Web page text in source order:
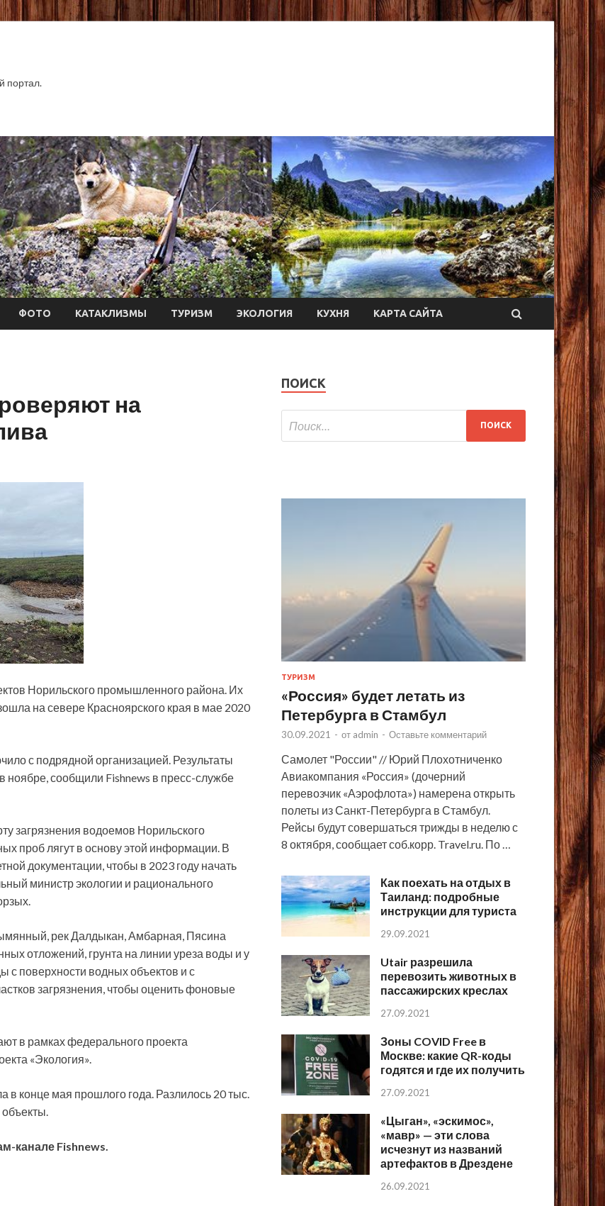
портал.
ФОТО КАТАКЛИЗМЫ ТУРИЗМ ЭКОЛОГИЯ КУХНЯ КАРТА САЙТА
на
Норильского промышленного района. Их
на севере Красноярского края в мае 2020
с подрядной организацией. Результаты
ноябре, сообщили Fishnews в пресс-службе
загрязнения водоемов Норильского
проб лягут в основу этой информации. В
документации, чтобы в 2023 году начать
министр экологии и рационального
рек Далдыкан, Амбарная, Пясина
отложений, грунта на линии уреза воды и у
с поверхности водных объектов и с
загрязнения, чтобы оценить фоновые
в рамках федерального проекта
«Экология».
конце мая прошлого года. Разлилось 20 тыс.
канале Fishnews.
ПОИСК
ТУРИЗМ
«Россия» будет летать из
Петербурга в Стамбул
30.09.2021 - от admin - Оставьте комментарий
Самолет "России" // Юрий Плохотниченко
Авиакомпания «Россия» (дочерний
перевозчик «Аэрофлота») намерена открыть
полеты из Санкт-Петербурга в Стамбул.
Рейсы будут совершаться трижды в неделю с
8 октября, сообщает соб.корр. Travel.ru. По …
Как поехать на отдых в
Таиланд: подробные
инструкции для туриста
29.09.2021
Utair разрешила
перевозить животных в
пассажирских креслах
27.09.2021
Зоны COVID Free в
Москве: какие QR-коды
годятся и где их получить
27.09.2021
«Цыган», «эскимос»,
«мавр» — эти слова
исчезнут из названий
артефактов в Дрездене
26.09.2021